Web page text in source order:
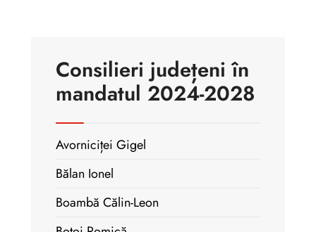
Consilieri județeni în
mandatul 2024-2028
Avorniciței Gigel
Bălan Ionel
Boambă Călin-Leon